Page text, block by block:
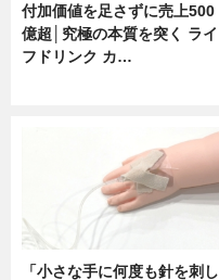
付加価値を足さずに売上500
億超│究極の本質を突く ライ
フドリンク カ…
「小さな手に何度も針を刺し